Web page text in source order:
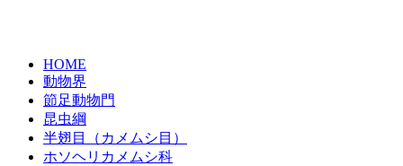
HOME
動物界
節足動物門
昆虫綱
半翅目（カメムシ目）
ホソヘリカメムシ科